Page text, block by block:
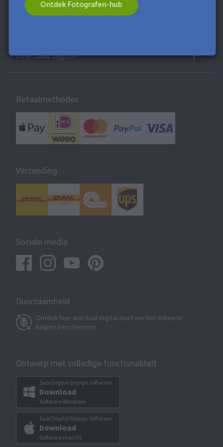
Ontdek Fotografen-hub
over Saal Digital
Betaalmethodes
Verzending
Sociale media
Duurzaamheid
Ontdek hier wat Saal Digital doet om het milieu te
helpen beschermen.
Ontwerp met volledige functionaliteit
Saal Digital Design Software
Download
Software Windows
Saal Digital Design Software
Download
Software macOS